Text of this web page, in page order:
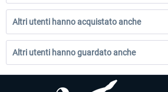
Altri utenti hanno acquistato anche
Altri utenti hanno guardato anche